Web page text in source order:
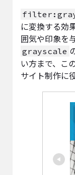
に変換する効
囲気や印象を
grayscale
い方まで、こ
サイト制作に